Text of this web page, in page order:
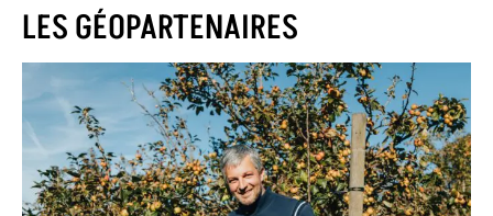
LES GÉOPARTENAIRES